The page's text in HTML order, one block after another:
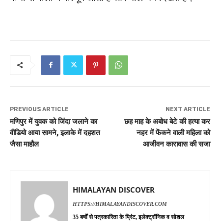
PREVIOUS ARTICLE
मणिपुर में युवक को जिंदा जलाने का
वीडियो आया सामने, इलाके में दहशत
जैसा माहौल
NEXT ARTICLE
छह माह के अबोध बेटे की हत्या कर
नहर में फेंकने वाली महिला को
आजीवन कारावास की सजा
HIMALAYAN DISCOVER
HTTPS://HIMALAYANDISCOVER.COM
35 बर्षों से पत्रकारिता के प्रिंट, इलेक्ट्रॉनिक व सोशल